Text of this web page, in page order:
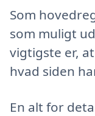
Som
som muligt
vigtigste er,
hvad siden
En alt for